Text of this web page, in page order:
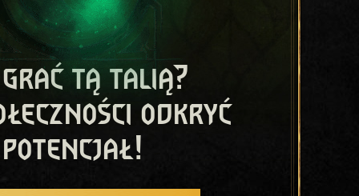
grać tą talią?
odkryć